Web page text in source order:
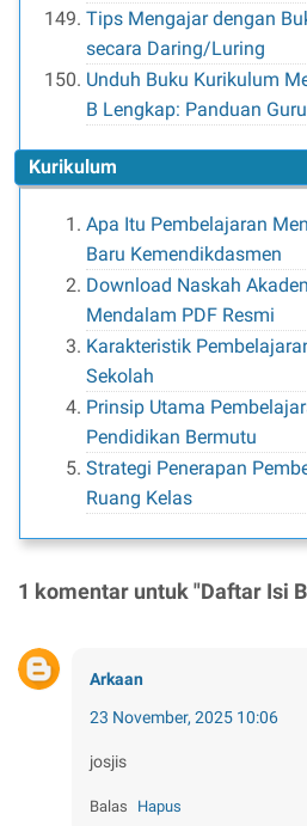
Tips Mengajar dengan
secara Daring/Luring
Unduh Buku Kurikulum
B Lengkap: Panduan
Kurikulum
Apa Itu Pembelajaran
Baru Kemendikdasmen
Download Naskah
Mendalam PDF Resmi
Karakteristik
Sekolah
Prinsip Utama
Pendidikan Bermutu
Strategi Penerapan
Ruang Kelas
1 komentar untuk "Daftar Isi
Arkaan
23 November, 2025 10:06
josjis
Balas Hapus